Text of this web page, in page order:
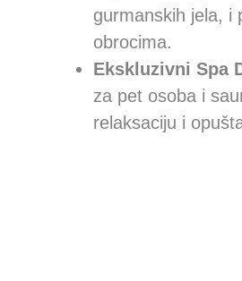
gurmanskih jela, i
obrocima.
Ekskluzivni Spa
za pet osoba i
relaksaciju i